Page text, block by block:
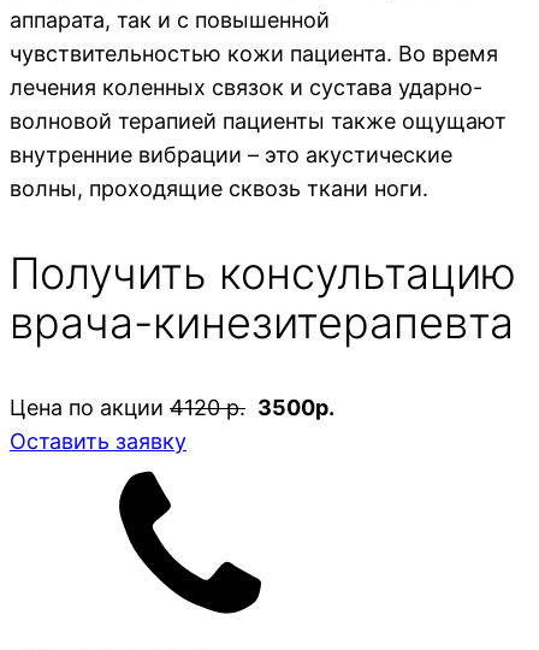
аппарата, так и с повышенной
чувствительностью кожи пациента. Во время
лечения коленных связок и сустава ударно-
волновой терапией пациенты также ощущают
внутренние вибрации – это акустические
волны, проходящие сквозь ткани ноги.
Получить консультацию
врача-кинезитерапевта
Цена по акции 4120 р. 3500р.
Оставить заявку